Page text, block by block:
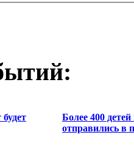
Более 400
отправились в